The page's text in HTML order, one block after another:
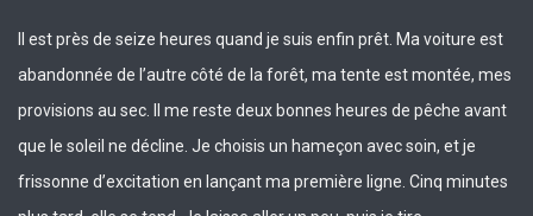
Il est près de seize heures quand je suis enfin prêt. Ma voiture est
abandonnée de l’autre côté de la forêt, ma tente est montée, mes
provisions au sec. Il me reste deux bonnes heures de pêche avant
que le soleil ne décline. Je choisis un hameçon avec soin, et je
frissonne d’excitation en lançant ma première ligne. Cinq minutes